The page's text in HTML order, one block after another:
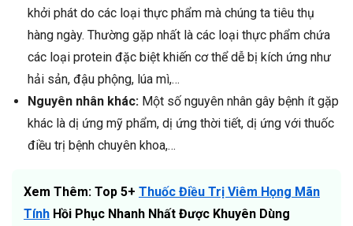
khởi phát do các loại thực phẩm mà chúng ta tiêu thụ
hàng ngày. Thường gặp nhất là các loại thực phẩm chứa
các loại protein đặc biệt khiến cơ thể dễ bị kích ứng như
hải sản, đậu phộng, lúa mì,…
Nguyên nhân khác: Một số nguyên nhân gây bệnh ít gặp
khác là dị ứng mỹ phẩm, dị ứng thời tiết, dị ứng với thuốc
điều trị bệnh chuyên khoa,…
Xem Thêm: Top 5+ Thuốc Điều Trị Viêm Họng Mãn
Tính Hồi Phục Nhanh Nhất Được Khuyên Dùng